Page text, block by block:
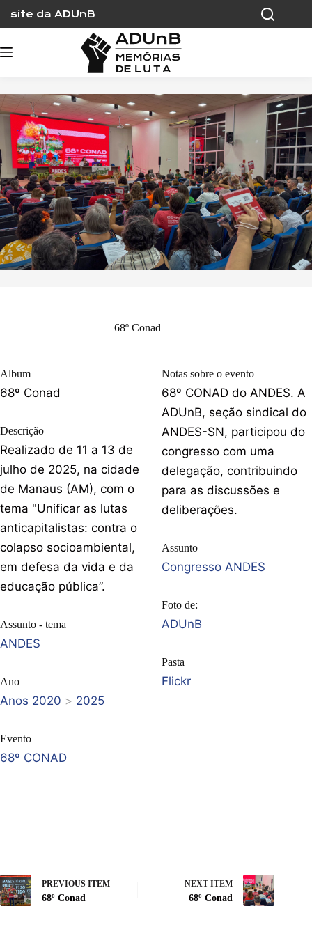
content
site da ADUnB
68º Conad
Album
68º Conad
Descrição
Realizado de 11 a 13 de
julho de 2025, na cidade
de Manaus (AM), com o
tema "Unificar as lutas
anticapitalistas: contra o
colapso socioambiental,
em defesa da vida e da
educação pública”.
Assunto - tema
ANDES
Ano
Anos 2020 > 2025
Evento
68º CONAD
Notas sobre o evento
68º CONAD do ANDES. A
ADUnB, seção sindical do
ANDES-SN, participou do
congresso com uma
delegação, contribuindo
para as discussões e
deliberações.
Assunto
Congresso ANDES
Foto de:
ADUnB
Pasta
Flickr
PREVIOUS ITEM
68º Conad
NEXT ITEM
68º Conad